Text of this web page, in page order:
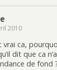
2010
vrai ca,
dit que ca
de fond